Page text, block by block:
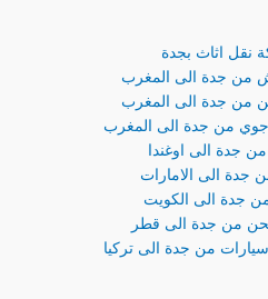
نقل اثاث بجدة
جدة الى المغرب
جدة الى المغرب
من جدة الى المغرب
جدة الى اوغندا
الى الامارات
جدة الى الكويت
من جدة الى قطر
من جدة الى تركيا